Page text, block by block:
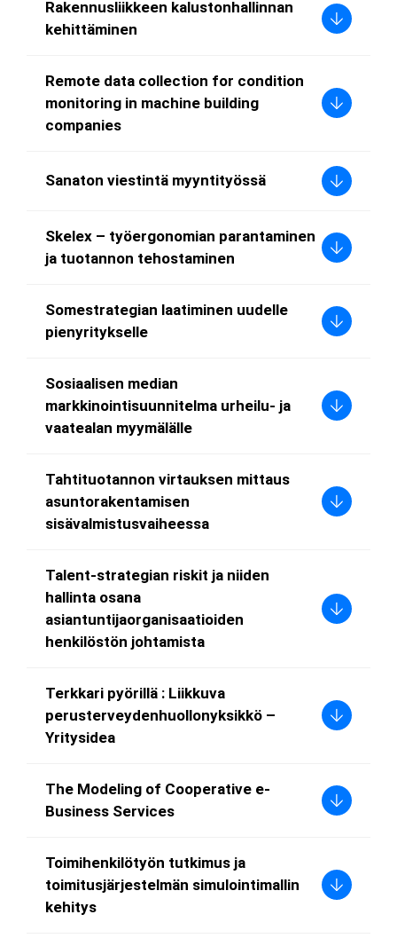
Rakennusliikkeen kalustonhallinnan
kehittäminen
Remote data collection for condition
monitoring in machine building
companies
Sanaton viestintä myyntityössä
Skelex – työergonomian parantaminen
ja tuotannon tehostaminen
Somestrategian laatiminen uudelle
pienyritykselle
Sosiaalisen median
markkinointisuunnitelma urheilu- ja
vaatealan myymälälle
Tahtituotannon virtauksen mittaus
asuntorakentamisen
sisävalmistusvaiheessa
Talent-strategian riskit ja niiden
hallinta osana
asiantuntijaorganisaatioiden
henkilöstön johtamista
Terkkari pyörillä : Liikkuva
perusterveydenhuollonyksikkö –
Yritysidea
The Modeling of Cooperative e-
Business Services
Toimihenkilötyön tutkimus ja
toimitusjärjestelmän simulointimallin
kehitys